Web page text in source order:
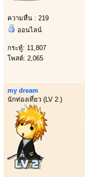
ความหื่น : 219
ออนไลน์
กระทู้: 11,807
โพสต์: 2,065
my dream
นักท่องเที่ยว (LV 2.)